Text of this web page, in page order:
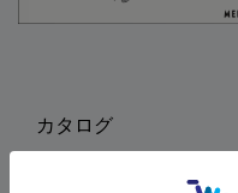
カタログ